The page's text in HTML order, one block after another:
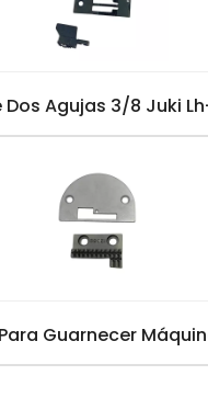
Dos Agujas 3/8 Juki
Guarnecer